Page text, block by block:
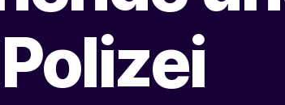
Polizei